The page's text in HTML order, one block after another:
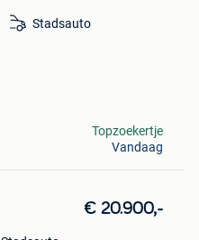
Stadsauto
Topzoekertje
Vandaag
€ 20.900,-